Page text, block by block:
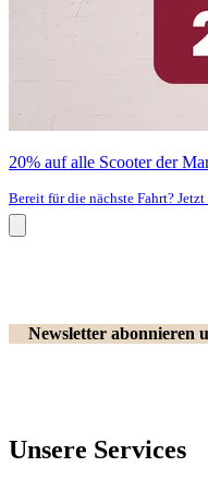
20% auf alle Scooter der
Bereit für die nächste Fahrt?
Newsletter abonnieren
Unsere Services